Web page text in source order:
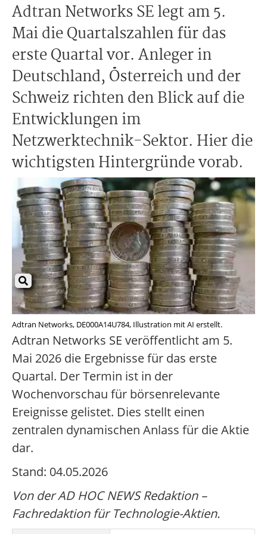
Adtran Networks SE legt am 5.
Mai die Quartalszahlen für das
erste Quartal vor. Anleger in
Deutschland, Österreich und der
Schweiz richten den Blick auf die
Entwicklungen im
Netzwerktechnik-Sektor. Hier die
wichtigsten Hintergründe vorab.
Adtran Networks, DE000A14U784, Illustration mit AI erstellt.
Adtran Networks SE veröffentlicht am 5.
Mai 2026 die Ergebnisse für das erste
Quartal. Der Termin ist in der
Wochenvorschau für börsenrelevante
Ereignisse gelistet. Dies stellt einen
zentralen dynamischen Anlass für die Aktie
dar.
Stand: 04.05.2026
Von der AD HOC NEWS Redaktion –
Fachredaktion für Technologie-Aktien.